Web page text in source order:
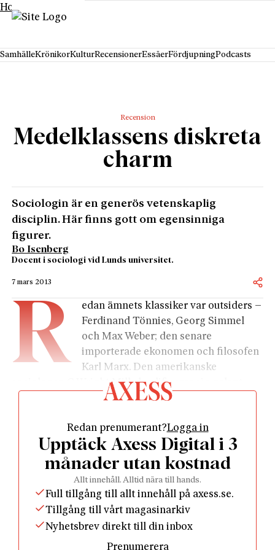
Hoppa till innehåll
SamhälleKrönikorKulturRecensionerEssäerFördjupningPodcasts
Recension
Medelklassens diskreta
charm
Sociologin är en generös vetenskaplig
disciplin. Här finns gott om egensinniga
figurer.
Bo Isenberg
Docent i sociologi vid Lunds universitet.
7 mars 2013
R
edan ämnets klassiker var outsiders –
Ferdinand Tönnies, Georg Simmel
och Max Weber; den senare
importerade ekonomen och filosofen
Karl Marx. Den amerikanske
sociologen C Wright Mills kvalificerar sig galant
som både klassiker och outsider. Han har nu ägnats
Mills föddes 1916, växte upp i medelklassmiljö i
Texas, studerade vid renommerade universitet och
blev småningom professor vid
Columbiauniversitetet i New York. Han författade en
handfull längre studier, och därtill en stor mängd
kortare texter samt diverse politiska essäer. Flera av
hans arbeten blev snabbt storsäljare. Enligt en
Redan prenumerant?Logga in
Upptäck Axess Digital i 3
månader utan kostnad
Allt innehåll. Alltid nära till hands.
Full tillgång till allt innehåll på axess.se.
Tillgång till vårt magasinarkiv
Nyhetsbrev direkt till din inbox
Prenumerera